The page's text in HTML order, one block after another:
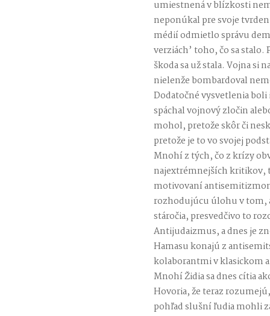
umiestnená v blízkosti
neponúkal pre svoje
médií odmietlo správu
verziách’ toho, čo sa stalo.
škoda sa už stala. Vojna si
nielenže bombardoval
Dodatočné vysvetlenia
spáchal vojnový zločin
mohol, pretože skôr či
pretože je to vo svojej
Mnohí z tých, čo z krízy
najextrémnejších kritikov,
motivovaní
rozhodujúcu úlohu v tom,
stáročia, presvedčivo to
Antijudaizmus, a dnes je
Hamasu konajú z
kolaborantmi v klasickom
Mnohí Židia sa dnes cítia
Hovoria, že teraz
pohľad slušní ľudia mohli